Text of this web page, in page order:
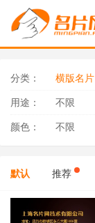
分类： 横版名片
用途： 不限
颜色： 不限
默认 推荐